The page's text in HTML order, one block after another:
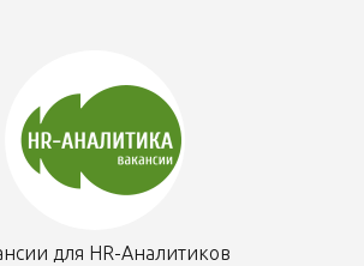
для HR-Аналитиков